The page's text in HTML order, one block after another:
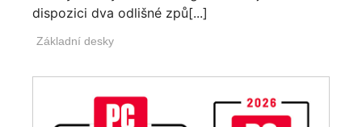
dispozici dva odlišné způ[...]
Základní desky